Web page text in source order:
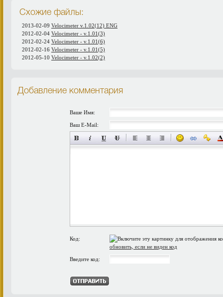
Схожие файлы:
2013-02-09 Velocimeter v.1.02(12) ENG
2012-02-04 Velocimeter - v.1.01(3)
2012-02-24 Velocimeter - v.1.01(6)
2012-02-16 Velocimeter - v.1.01(5)
2012-05-10 Velocimeter - v.1.02(2)
Добавление комментария
Ваше Имя:
Ваш E-Mail:
Код:
обновить, если не виден код
Введите код: